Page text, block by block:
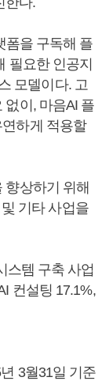
폼을 구독해 플
필요한 인공지
모델이다. 고
없이, 마음AI 플
하게 적용할
향상하기 위해
기타 사업을
스템 구축 사업
컨설팅 17.1%,
3월31일 기준